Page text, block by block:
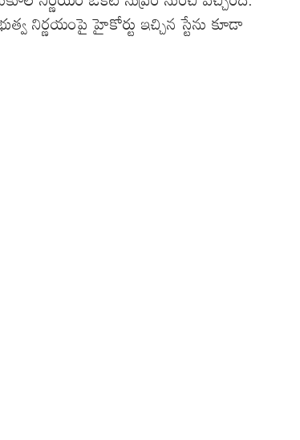
నిర్ణయంపై హైకోర్టు ఇచ్చిన స్టేను కూడా